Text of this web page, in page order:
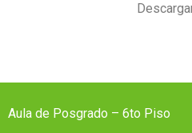
Aula de Posgrado – 6to Piso